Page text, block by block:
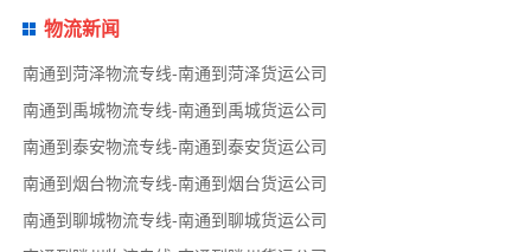
物流新闻
南通到菏泽物流专线-南通到菏泽货运公司
南通到禹城物流专线-南通到禹城货运公司
南通到泰安物流专线-南通到泰安货运公司
南通到烟台物流专线-南通到烟台货运公司
南通到聊城物流专线-南通到聊城货运公司